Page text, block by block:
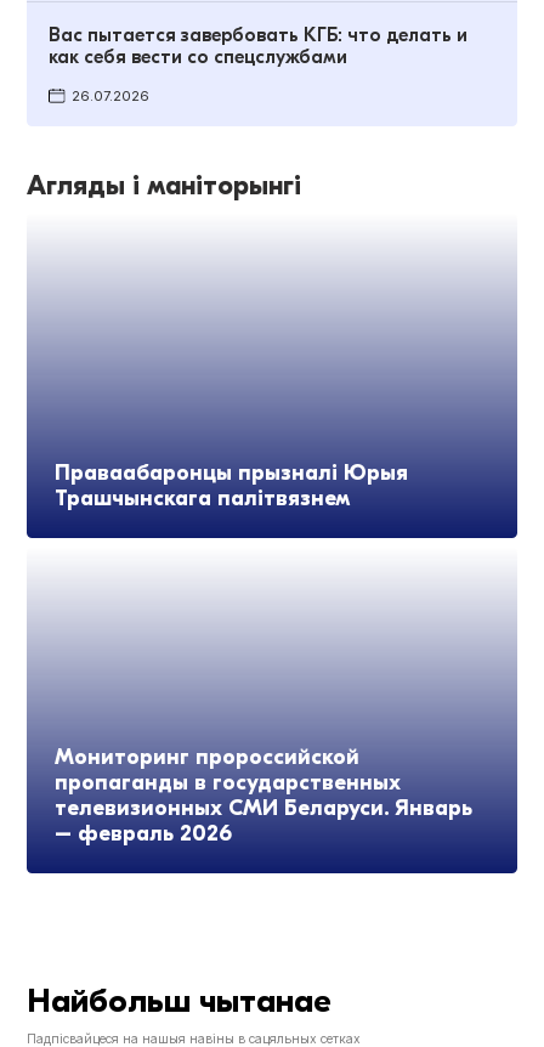
Вас пытается завербовать КГБ: что делать и
как себя вести со спецслужбами
26.07.2026
Агляды і маніторынгі
Праваабаронцы прызналі Юрыя
Трашчынскага палітвязнем
Мониторинг пророссийской
пропаганды в государственных
телевизионных СМИ Беларуси. Январь
– февраль 2026
Найбольш чытанае
Падпісвайцеся на нашыя навіны в сацяльных сетках